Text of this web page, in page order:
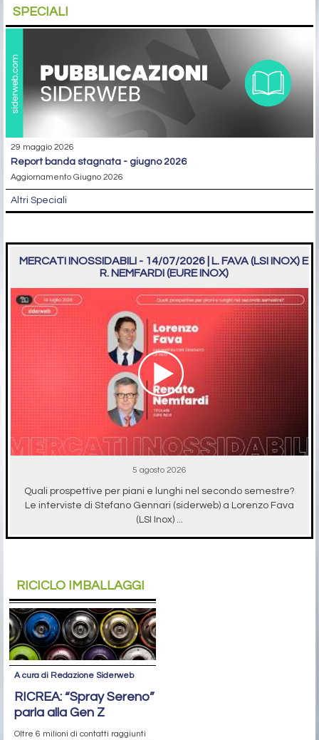
SPECIALI
29 maggio 2026
report banda stagnata - giugno 2026
Aggiornamento Giugno 2026
Altri Speciali
MERCATI INOSSIDABILI - 14/07/2026 | L. FAVA (LSI INOX) E
R. NEMFARDI (EURE INOX)
5 agosto 2026
Quali prospettive per piani e lunghi nel secondo semestre?
Le interviste di Stefano Gennari (siderweb) a Lorenzo Fava
(LSI Inox) ...
RICICLO IMBALLAGGI
A cura di Redazione Siderweb
RICREA: “Spray Sereno”
parla alla Gen Z
Oltre 6 milioni di contatti raggiunti